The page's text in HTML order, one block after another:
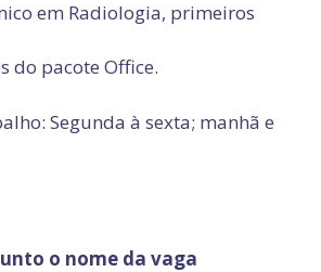
em Radiologia, primeiros
do pacote Office.
Segunda à sexta; manhã e
o nome da vaga